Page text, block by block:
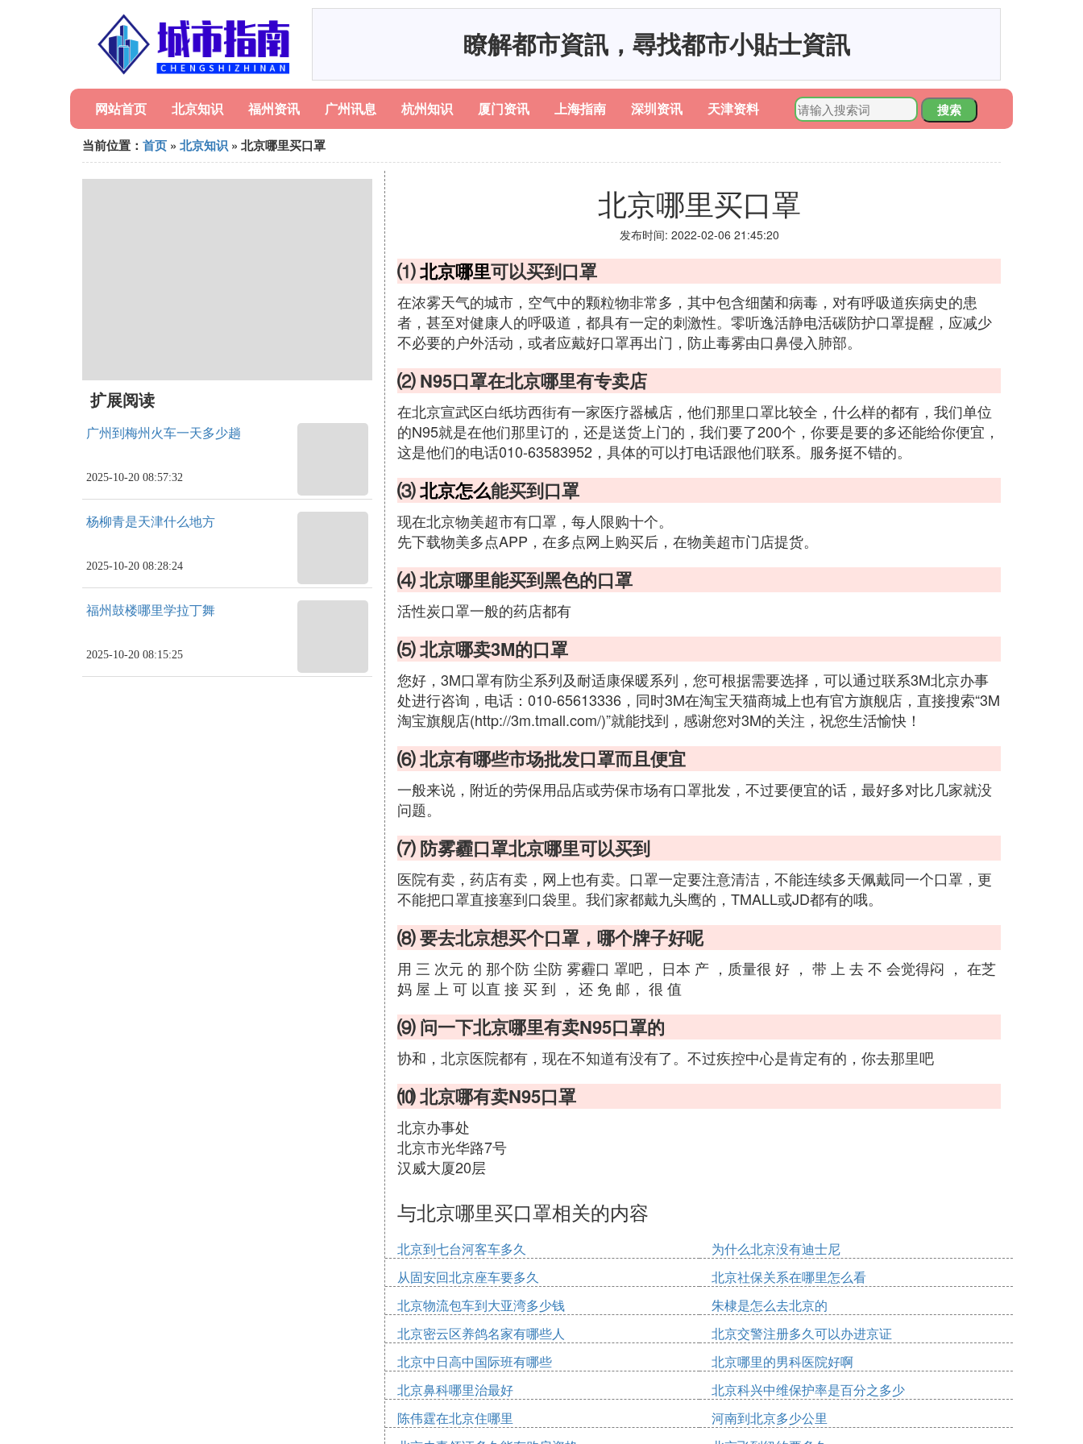
瞭解都市資訊，尋找都市小貼士資訊
网站首页 北京知识 福州资讯 广州讯息 杭州知识 厦门资讯 上海指南 深圳资讯 天津资料
搜索
当前位置： 首页 » 北京知识 » 北京哪里买口罩
扩展阅读
广州到梅州火车一天多少趟
2025-10-20 08:57:32
杨柳青是天津什么地方
2025-10-20 08:28:24
福州鼓楼哪里学拉丁舞
2025-10-20 08:15:25
北京哪里买口罩
发布时间: 2022-02-06 21:45:20
⑴北京哪里可以买到口罩
在浓雾天气的城市，空气中的颗粒物非常多，其中包含细菌和病毒，对有呼吸道疾病史的患
者，甚至对健康人的呼吸道，都具有一定的刺激性。零听逸活静电活碳防护口罩提醒，应减少
不必要的户外活动，或者应戴好口罩再出门，防止毒雾由口鼻侵入肺部。
⑵ N95口罩在北京哪里有专卖店
在北京宣武区白纸坊西街有一家医疗器械店，他们那里口罩比较全，什么样的都有，我们单位
的N95就是在他们那里订的，还是送货上门的，我们要了200个，你要是要的多还能给你便宜，
这是他们的电话010-63583952，具体的可以打电话跟他们联系。服务挺不错的。
⑶北京怎么能买到口罩
现在北京物美超市有囗罩，每人限购十个。
先下载物美多点APP，在多点网上购买后，在物美超市门店提货。
⑷ 北京哪里能买到黑色的口罩
活性炭口罩一般的药店都有
⑸ 北京哪卖3M的口罩
您好，3M口罩有防尘系列及耐适康保暖系列，您可根据需要选择，可以通过联系3M北京办事
处进行咨询，电话：010-65613336，同时3M在淘宝天猫商城上也有官方旗舰店，直接搜索“3M
淘宝旗舰店(http://3m.tmall.com/)”就能找到，感谢您对3M的关注，祝您生活愉快！
⑹ 北京有哪些市场批发口罩而且便宜
一般来说，附近的劳保用品店或劳保市场有口罩批发，不过要便宜的话，最好多对比几家就没
问题。
⑺ 防雾霾口罩北京哪里可以买到
医院有卖，药店有卖，网上也有卖。口罩一定要注意清洁，不能连续多天佩戴同一个口罩，更
不能把口罩直接塞到口袋里。我们家都戴九头鹰的，TMALL或JD都有的哦。
⑻ 要去北京想买个口罩，哪个牌子好呢
用 三 次元 的 那个防 尘防 雾霾口 罩吧， 日本 产 ，质量很 好 ， 带 上 去 不 会觉得闷 ， 在芝
妈 屋 上 可 以直 接 买 到 ， 还 免 邮， 很 值
⑼ 问一下北京哪里有卖N95口罩的
协和，北京医院都有，现在不知道有没有了。不过疾控中心是肯定有的，你去那里吧
⑽ 北京哪有卖N95口罩
北京办事处
北京市光华路7号
汉威大厦20层
与北京哪里买口罩相关的内容
北京到七台河客车多久
为什么北京没有迪士尼
从固安回北京座车要多久
北京社保关系在哪里怎么看
北京物流包车到大亚湾多少钱
朱棣是怎么去北京的
北京密云区养鸽名家有哪些人
北京交警注册多久可以办进京证
北京中日高中国际班有哪些
北京哪里的男科医院好啊
北京鼻科哪里治最好
北京科兴中维保护率是百分之多少
陈伟霆在北京住哪里
河南到北京多少公里